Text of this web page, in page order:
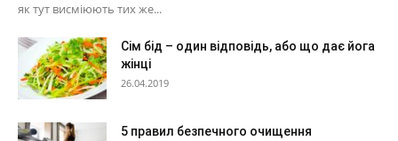
як тут висміюють тих же...
Сім бід – один відповідь, або що дає йога
жінці
26.04.2019
5 правил безпечного очищення